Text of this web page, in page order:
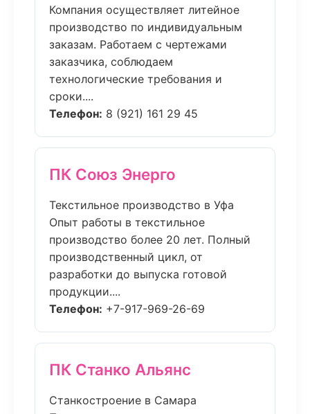
Компания осуществляет литейное
производство по индивидуальным
заказам. Работаем с чертежами
заказчика, соблюдаем
технологические требования и
сроки....
Телефон: 8 (921) 161 29 45
ПК Союз Энерго
Текстильное производство в Уфа
Опыт работы в текстильное
производство более 20 лет. Полный
производственный цикл, от
разработки до выпуска готовой
продукции....
Телефон: +7-917-969-26-69
ПК Станко Альянс
Станкостроение в Самара